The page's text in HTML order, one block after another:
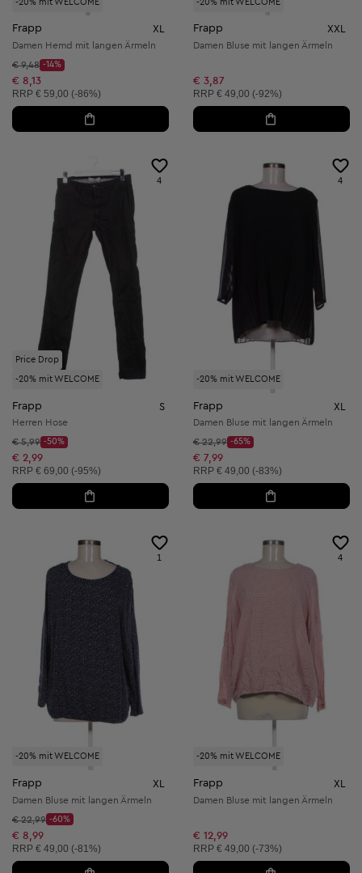
Frapp XL
Damen Hemd mit langen Ärmeln
Startpreis:
€ 9,48
Discount Price:
-14%
Reduzierter Preis:
€ 8,13
Unverbindliche Preisempfehlung:
RRP € 59,00 (-86%)
Frapp XXL
Damen Bluse mit langen Ärmeln
€ 3,87
Unverbindliche Preisempfehlung:
RRP € 49,00 (-92%)
Price Drop
-20% mit WELCOME
4
Frapp S
Herren Hose
Startpreis:
€ 5,99
Discount Price:
-50%
Reduzierter Preis:
€ 2,99
Unverbindliche Preisempfehlung:
RRP € 69,00 (-95%)
-20% mit WELCOME
4
Frapp XL
Damen Bluse mit langen Ärmeln
Startpreis:
€ 22,99
Discount Price:
-65%
Reduzierter Preis:
€ 7,99
Unverbindliche Preisempfehlung:
RRP € 49,00 (-83%)
-20% mit WELCOME
1
Frapp XL
Damen Bluse mit langen Ärmeln
Startpreis:
€ 22,99
Discount Price:
-60%
Reduzierter Preis:
€ 8,99
Unverbindliche Preisempfehlung:
RRP € 49,00 (-81%)
-20% mit WELCOME
4
Frapp XL
Damen Bluse mit langen Ärmeln
€ 12,99
Unverbindliche Preisempfehlung:
RRP € 49,00 (-73%)